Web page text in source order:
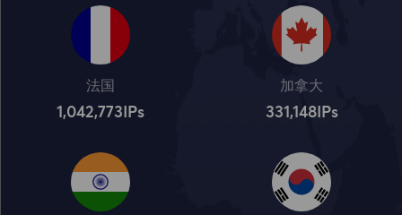
法国
1,042,773 IPs
加拿大
331,148IPs